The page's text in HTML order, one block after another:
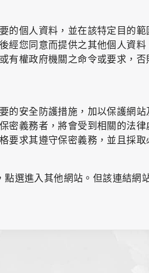
0
個人資料，並在該特定目的
您同意而提供之其他個人資
權政府機關之命令或要求，
安全防護措施，加以保護網
密義務者，將會受到相關的法律
求其遵守保密義務，並且採
選進入其他網站。但該連結